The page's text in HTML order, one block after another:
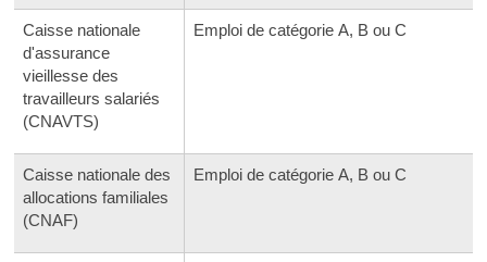
Caisse nationale
d'assurance
vieillesse des
travailleurs salariés
(CNAVTS)
Emploi de catégorie A, B ou C
Caisse nationale des
allocations familiales
(CNAF)
Emploi de catégorie A, B ou C